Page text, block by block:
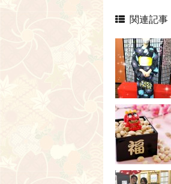
関連記事